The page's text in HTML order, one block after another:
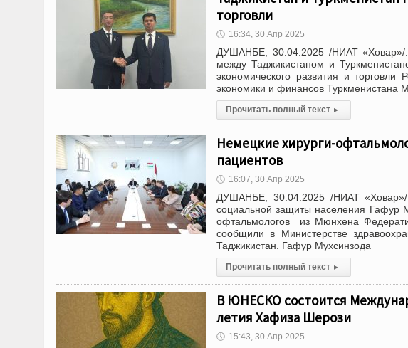
торговли
🕔 16:34, 30.Апр 2025
ДУШАНБЕ, 30.04.2025 /НИАТ «Ховар»/.
между Таджикистаном и
экономического развития и торговли
экономики и финансов Туркменистана
Прочитать полный текст ▸
Немецкие хирурги-
пациентов
🕔 16:07, 30.Апр 2025
ДУШАНБЕ, 30.04.2025 /НИАТ «Ховар»/.
социальной защиты населения Гафур
офтальмологов из Мюнхена
сообщили в Министерстве
Таджикистан. Гафур Мухсинзода
Прочитать полный текст ▸
В ЮНЕСКО состоится
летия Хафиза Шерози
🕔 15:43, 30.Апр 2025